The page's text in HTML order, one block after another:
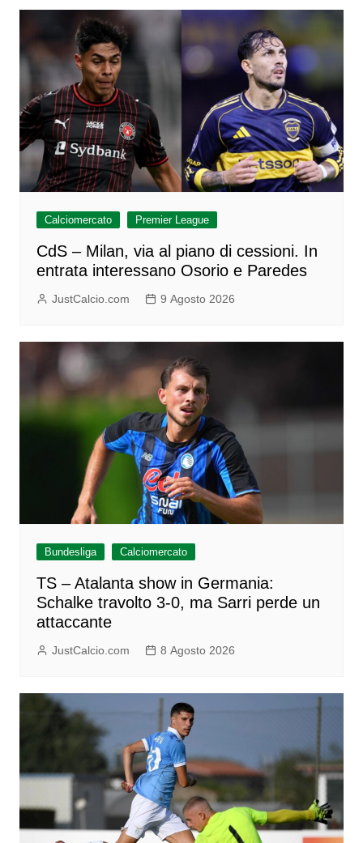
Calciomercato Premier League
CdS – Milan, via al piano di cessioni. In
entrata interessano Osorio e Paredes
JustCalcio.com 9 Agosto 2026
Bundesliga Calciomercato
TS – Atalanta show in Germania:
Schalke travolto 3-0, ma Sarri perde un
attaccante
JustCalcio.com 8 Agosto 2026